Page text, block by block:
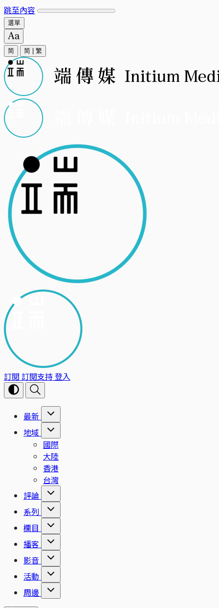
跳至內容
選單
简 简 繁
訂閱 訂閱支持登入
最新
地域
國際
大陸
香港
台灣
評論
系列
欄目
播客
影音
活動
周邊